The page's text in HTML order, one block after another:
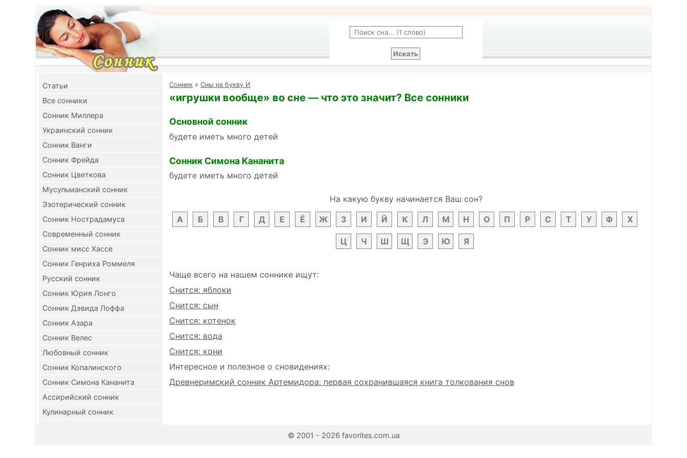
Cтатьи
Все сонники
Сонник Миллера
Украинский сонник
Сонник Ванги
Сонник Фрейда
Сонник Цветкова
Мусульманский сонник
Эзотерический сонник
Сонник Нострадамуса
Современный сонник
Сонник мисс Хассе
Сонник Генриха Роммеля
Русский сонник
Сонник Юрия Лонго
Сонник Дэвида Лоффа
Сонник Азара
Сонник Велес
Любовный сонник
Сонник Копалинского
Сонник Симона Кананита
Ассирийский сонник
Кулинарный сонник
Cонник » Сны на букву И
«игрушки вообще» во сне — что это значит? Все сонники
Основной сонник
будете иметь много детей
Сонник Симона Кананита
будете иметь много детей
На какую букву начинается Ваш сон?
А
Б В Г Д Е Ё Ж З И Й К Л М Н О П Р С Т У Ф Х
Ц Ч Ш Щ Э Ю Я
Чаще всего на нашем соннике ищут:
Снится: яблоки
Снится: сын
Снится: котенок
Снится: вода
Снится: кони
Интересное и полезное о сновидениях:
Древнеримский сонник Артемидора: первая сохранившаяся книга толкования снов
© 2001 - 2026 favorites.com.ua